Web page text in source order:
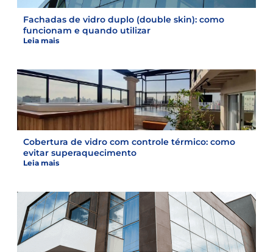
Fachadas de vidro duplo (double skin): como
funcionam e quando utilizar
Leia mais
Cobertura de vidro com controle térmico: como
evitar superaquecimento
Leia mais